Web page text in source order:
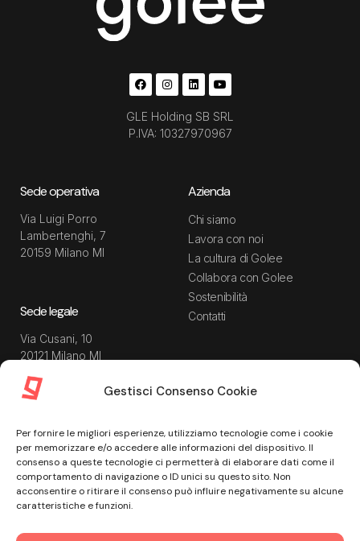
Gestisci Consenso Cookie
Per fornire le migliori esperienze, utilizziamo tecnologie come i cookie
per memorizzare e/o accedere alle informazioni del dispositivo. Il
consenso a queste tecnologie ci permetterà di elaborare dati come il
comportamento di navigazione o ID unici su questo sito. Non
acconsentire o ritirare il consenso può influire negativamente su alcune
caratteristiche e funzioni.
GLE Holding SB SRL
P.IVA: 10327970967
Sede operativa
Via Luigi Porro
Lambertenghi, 7
20159 Milano MI
Sede legale
Via Cusani, 10
20121 Milano MI
Azienda
Chi siamo
Lavora con noi
La cultura di Golee
Collabora con Golee
Sostenibilità
Contatti
Guide
Modulistica
Webinar
Centro assistenza
Privacy Policy
Data Processing Agreement
Termini e condizioni di
servizio
Informativa Privacy Recruiting